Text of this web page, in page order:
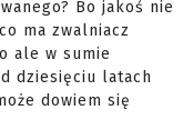
Bo jakoś nie
ma zwalniacz
ale w sumie
dziesięciu latach
dowiem się